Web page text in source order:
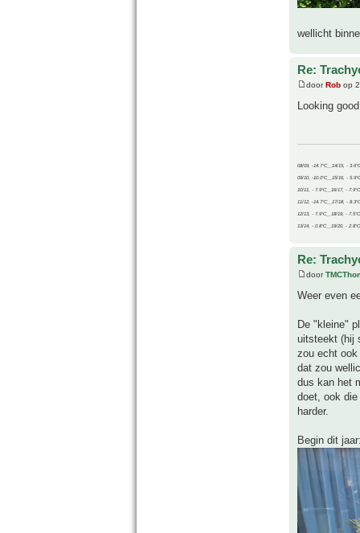
wellicht
Re:
doorRob op
Looking
08/09, -14.7°C__14/15, -
09/10, -10.0°C__15/16, -
10/11, - 7.9°C__16/17, -
11/12, -14.7°C__17/18, -
12/13, - 7.9°C__18/19, - 7.5°C
13/14, - 0.8°C__19/20, - 2.8°C
Re:
door
Weer even
De "kleine"
uitsteekt (hij
zou echt
dat zou
dus kan het
doet, ook
harder.
Begin dit